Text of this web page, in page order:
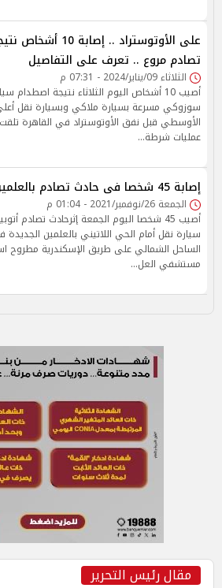
على الأوتوستراد .. إصابة
تصادم مروع .. تعرف على التفاصيل
الثلاثاء 09/يناير/2024 - 07:31 م
أصيب 10 أشخاص اليوم الثلاثاء نتيجة اصطدام
سوزوكي مسرعة بسيارة ملاكي وبسيارة نقل
الأوسطي قبل نفق الأوتوستراد في القاهرة
عمليات شرطة…
إصابة 45 شخصا فى حادث تصادم بالعلمين
الجمعة 26/نوفمبر/2021 - 01:04 م
أصيب 45 شخصا اليوم الجمعة إثرحادث تصادم
سيارة نقل أمام الحي اللاتيني بالعلمين الجديدة
الساحل الشمالي على طريق الإسكندرية مطروح
مستشفي العل…
مقال رئيس التحرير